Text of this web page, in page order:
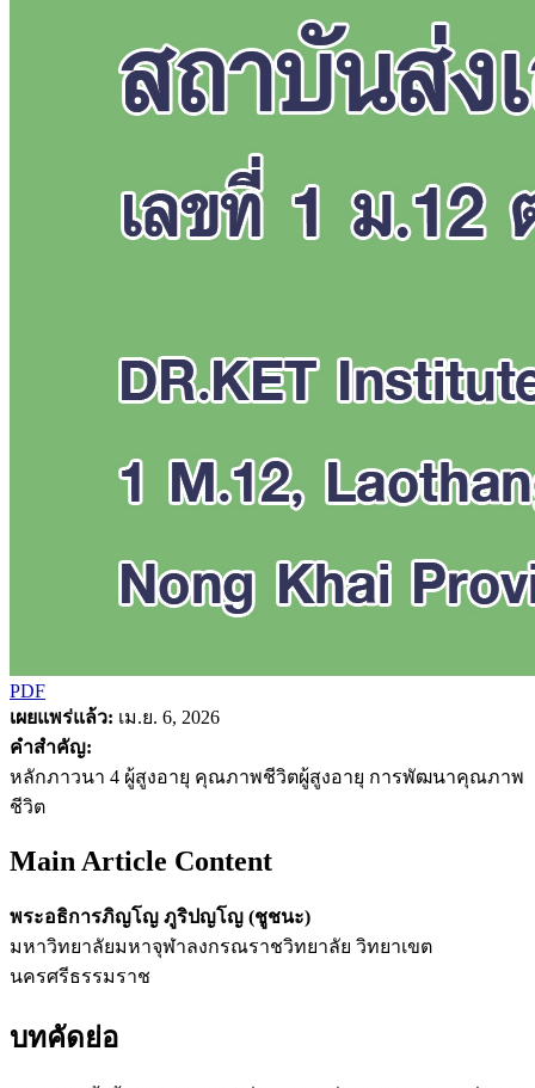
PDF
เผยแพร่แล้ว: เม.ย. 6, 2026
คำสำคัญ:
หลักภาวนา 4 ผู้สูงอายุ คุณภาพชีวิตผู้สูงอายุ การพัฒนาคุณภาพ
ชีวิต
Main Article Content
พระอธิการภิญโญ ภูริปญโญ (ชูชนะ)
มหาวิทยาลัยมหาจุฬาลงกรณราชวิทยาลัย วิทยาเขต
นครศรีธรรมราช
บทคัดย่อ